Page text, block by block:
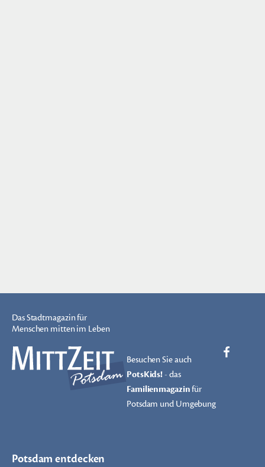
Das Stadtmagazin für
Menschen mitten im Leben
Besuchen Sie auch
PotsKids!- das
Familienmagazinfür
Potsdam und Umgebung
Potsdam entdecken